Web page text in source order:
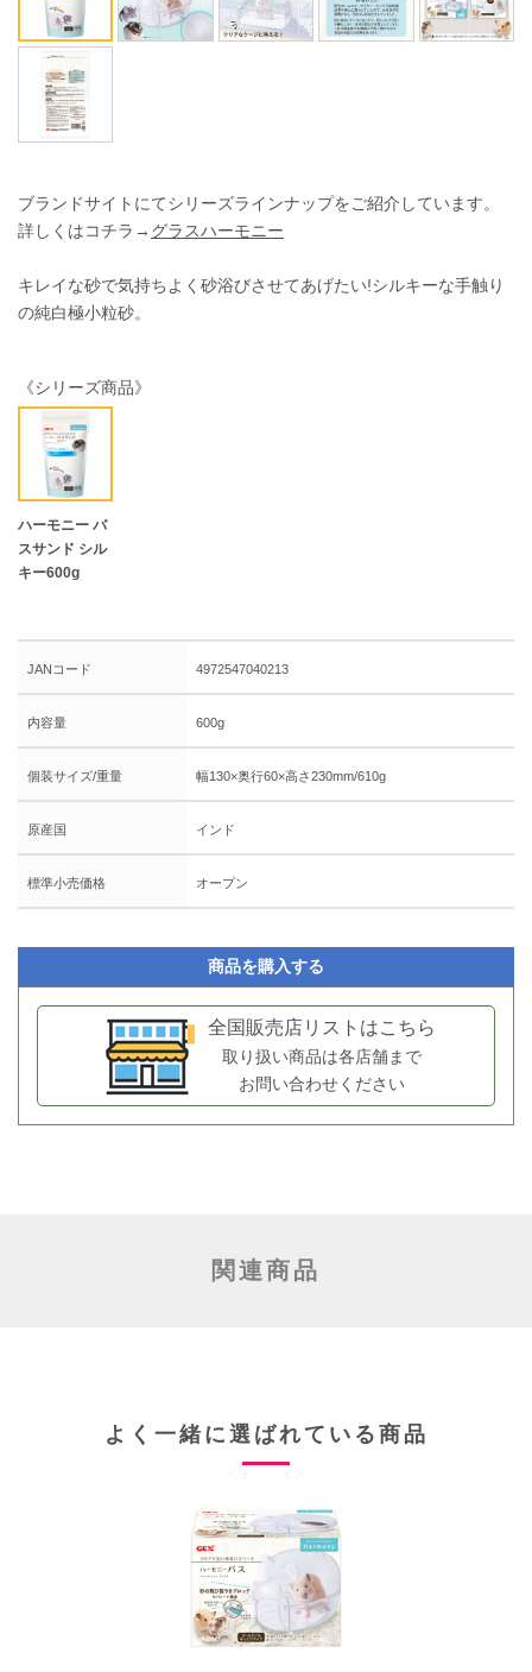
ENGLISH 中文
ブランドサイトにてシリーズラインナップをご紹介しています。
詳しくはコチラ→ グラスハーモニー
キレイな砂で気持ちよく砂浴びさせてあげたい!シルキーな手触り
の純白極小粒砂。
《シリーズ商品》
ハーモニー バ
スサンド シル
キー600g
JANコード 4972547040213
内容量 600g
個装サイズ/重量 幅130×奥行60×高さ230mm/610g
原産国 インド
標準小売価格 オープン
商品を購入する
全国販売店リストはこちら
取り扱い商品は各店舗まで
お問い合わせください
関連商品
よく一緒に選ばれている商品